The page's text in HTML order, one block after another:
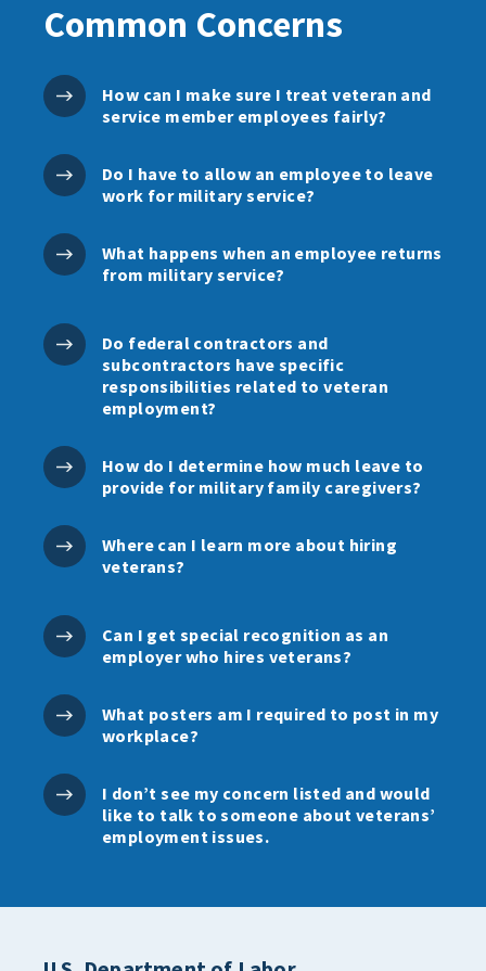
Common Concerns
How can I make sure I treat veteran and
service member employees fairly?
Do I have to allow an employee to leave
work for military service?
What happens when an employee returns
from military service?
Do federal contractors and
subcontractors have specific
responsibilities related to veteran
employment?
How do I determine how much leave to
provide for military family caregivers?
Where can I learn more about hiring
veterans?
Can I get special recognition as an
employer who hires veterans?
What posters am I required to post in my
workplace?
I don’t see my concern listed and would
like to talk to someone about veterans’
employment issues.